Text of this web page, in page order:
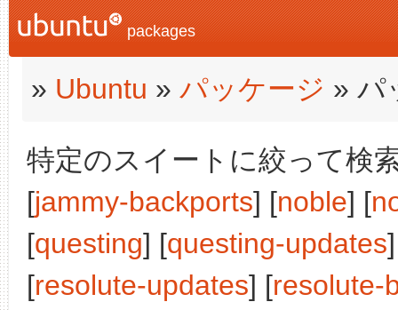
packages
» Ubuntu » パッケージ » パ
特定のスイートに絞って検
[jammy-backports] [noble] [
[questing] [questing-updates
[resolute-updates] [resolute-